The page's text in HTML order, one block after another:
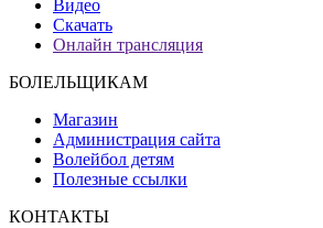
Видео
Скачать
Онлайн трансляция
БОЛЕЛЬЩИКАМ
Магазин
Администрация сайта
Волейбол детям
Полезные ссылки
КОНТАКТЫ